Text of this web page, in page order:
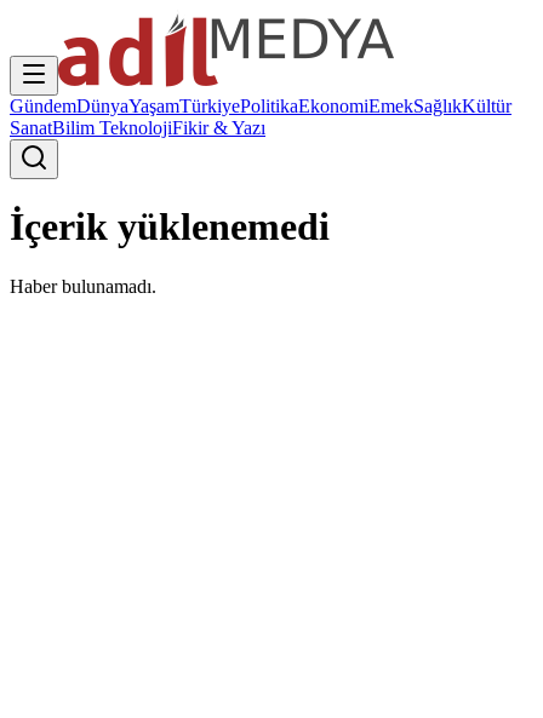
GündemDünyaYaşamTürkiyePolitikaEkonomiEmekSağlıkKültür
SanatBilim TeknolojiFikir & Yazı
İçerik yüklenemedi
Haber bulunamadı.